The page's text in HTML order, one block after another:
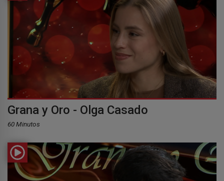
Grana y Oro - Olga Casado
60 Minutos